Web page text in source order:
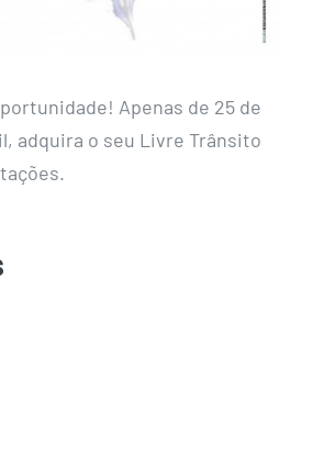
Apenas de 25 de
adquira o seu Livre Trânsito